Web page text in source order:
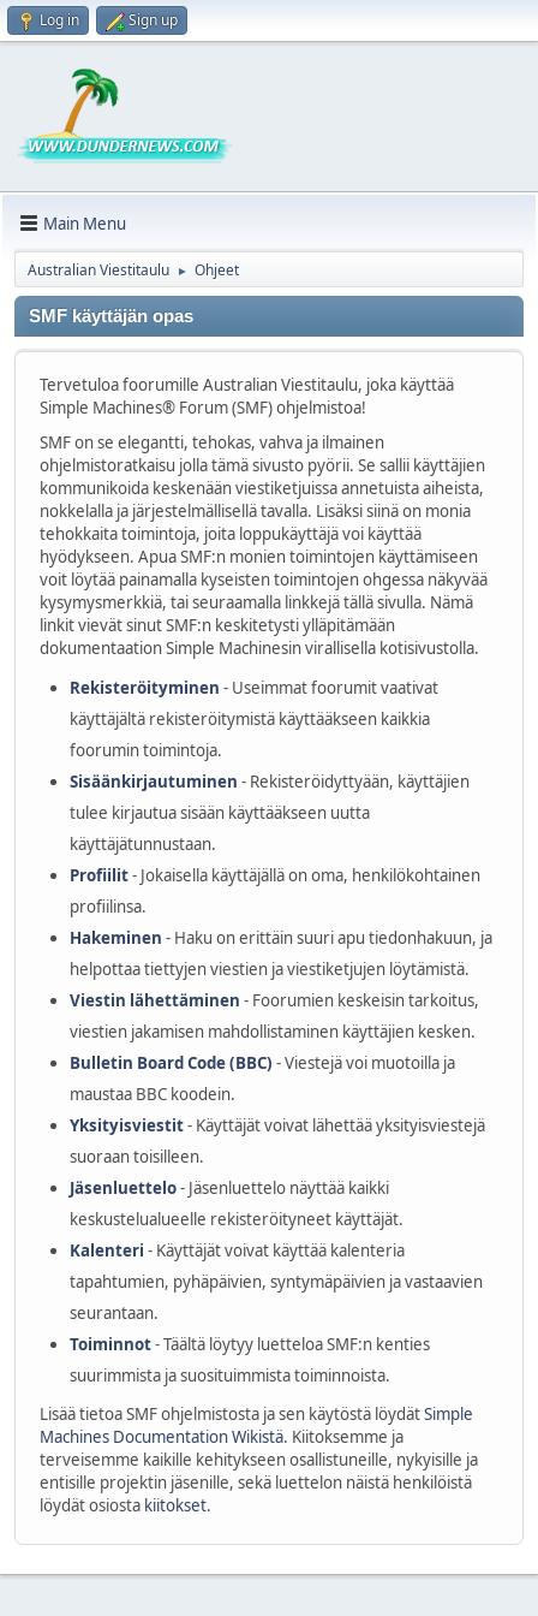
Log in Sign up
Main Menu
Australian Viestitaulu ► Ohjeet
SMF käyttäjän opas
Tervetuloa foorumille Australian Viestitaulu, joka käyttää
Simple Machines® Forum (SMF) ohjelmistoa!
SMF on se elegantti, tehokas, vahva ja ilmainen
ohjelmistoratkaisu jolla tämä sivusto pyörii. Se sallii käyttäjien
kommunikoida keskenään viestiketjuissa annetuista aiheista,
nokkelalla ja järjestelmällisellä tavalla. Lisäksi siinä on monia
tehokkaita toimintoja, joita loppukäyttäjä voi käyttää
hyödykseen. Apua SMF:n monien toimintojen käyttämiseen
voit löytää painamalla kyseisten toimintojen ohgessa näkyvää
kysymysmerkkiä, tai seuraamalla linkkejä tällä sivulla. Nämä
linkit vievät sinut SMF:n keskitetysti ylläpitämään
dokumentaation Simple Machinesin virallisella kotisivustolla.
Rekisteröityminen - Useimmat foorumit vaativat
käyttäjältä rekisteröitymistä käyttääkseen kaikkia
foorumin toimintoja.
Sisäänkirjautuminen - Rekisteröidyttyään, käyttäjien
tulee kirjautua sisään käyttääkseen uutta
käyttäjätunnustaan.
Profiilit- Jokaisella käyttäjällä on oma, henkilökohtainen
profiilinsa.
Hakeminen - Haku on erittäin suuri apu tiedonhakuun, ja
helpottaa tiettyjen viestien ja viestiketjujen löytämistä.
Viestin lähettäminen - Foorumien keskeisin tarkoitus,
viestien jakamisen mahdollistaminen käyttäjien kesken.
Bulletin Board Code (BBC) - Viestejä voi muotoilla ja
maustaa BBC koodein.
Yksityisviestit- Käyttäjät voivat lähettää yksityisviestejä
suoraan toisilleen.
Jäsenluettelo- Jäsenluettelo näyttää kaikki
keskustelualueelle rekisteröityneet käyttäjät.
Kalenteri - Käyttäjät voivat käyttää kalenteria
tapahtumien, pyhäpäivien, syntymäpäivien ja vastaavien
seurantaan.
Toiminnot- Täältä löytyy luetteloa SMF:n kenties
suurimmista ja suosituimmista toiminnoista.
Lisää tietoa SMF ohjelmistosta ja sen käytöstä löydätSimple
Machines Documentation Wikistä. Kiitoksemme ja
terveisemme kaikille kehitykseen osallistuneille, nykyisille ja
entisille projektin jäsenille, sekä luettelon näistä henkilöistä
löydät osiosta kiitokset.